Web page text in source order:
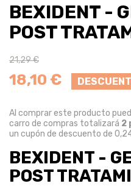
BEXIDENT -
POST
21,29 €
18,10 €
Al comprar este producto
carro de compras totalizará 2
un cupón de descuento de
BEXIDENT -
POST